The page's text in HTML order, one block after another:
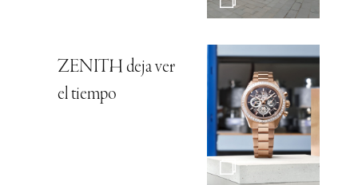
ZENITH deja ver
el tiempo